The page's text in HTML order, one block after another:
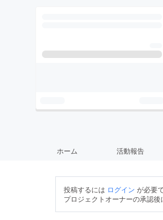
ホーム 活動報告
投稿するには ログイン が必要で
プロジェクトオーナーの承認